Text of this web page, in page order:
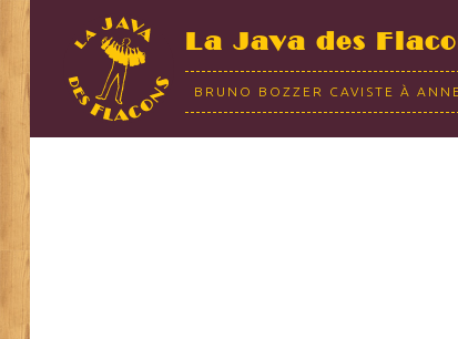
La Java des
BRUNO BOZZER CAVISTE À